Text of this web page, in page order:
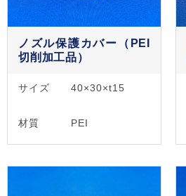
ノズル保護カバー（PEI
切削加工品）
サイズ 40×30×t15
材質 PEI